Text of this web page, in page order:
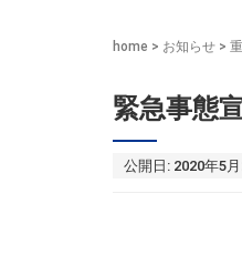
home > お知らせ >
緊急事態
公開日: 2020年5